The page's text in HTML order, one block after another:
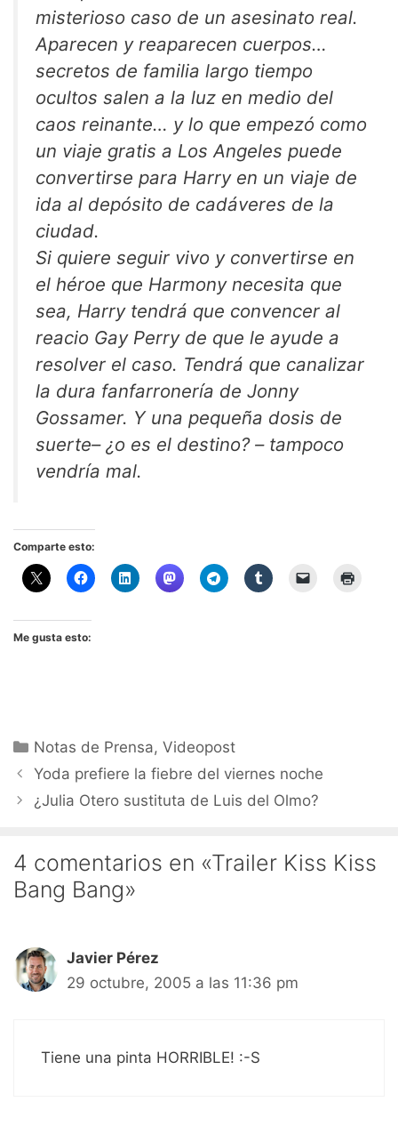
misterioso caso de un asesinato real.
Aparecen y reaparecen cuerpos…
secretos de familia largo tiempo
ocultos salen a la luz en medio del
caos reinante… y lo que empezó como
un viaje gratis a Los Angeles puede
convertirse para Harry en un viaje de
ida al depósito de cadáveres de la
ciudad.
Si quiere seguir vivo y convertirse en
el héroe que Harmony necesita que
sea, Harry tendrá que convencer al
reacio Gay Perry de que le ayude a
resolver el caso. Tendrá que canalizar
la dura fanfarronería de Jonny
Gossamer. Y una pequeña dosis de
suerte– ¿o es el destino? – tampoco
vendría mal.
Comparte esto:
Me gusta esto:
Categorías
Notas de Prensa,Videopost
Yoda prefiere la fiebre del viernes noche
¿Julia Otero sustituta de Luis del Olmo?
4 comentarios en «Trailer Kiss Kiss
Bang Bang»
Javier Pérez
29 octubre, 2005 a las 11:36 pm
Tiene una pinta HORRIBLE! :-S